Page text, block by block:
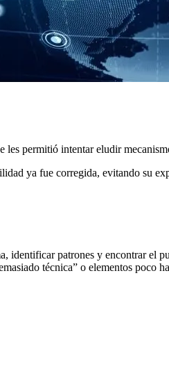
permitió intentar eludir
ya fue corregida, evitando su
patrones y encontrar el
técnica” o elementos poco